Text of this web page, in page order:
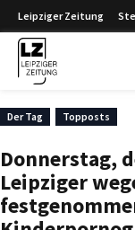
Leipziger Zeitung
Der Tag Topposts
Donnerstag,
Leipziger